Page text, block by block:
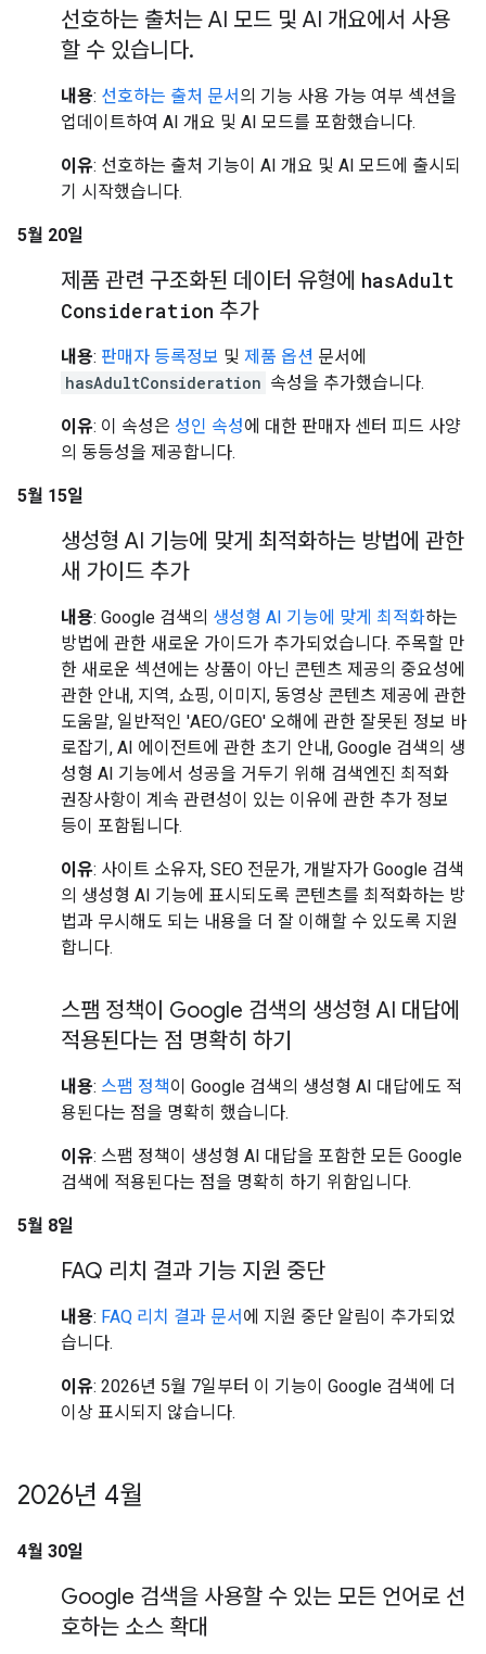
선호하는 출처는 AI 모드 및 AI 개요에서 사용
할 수 있습니다.
내용: 선호하는 출처 문서 의 기능 사용 가능 여부 섹션을
업데이트하여 AI 개요 및 AI 모드를 포함했습니다.
이유: 선호하는 출처 기능이 AI 개요 및 AI 모드에 출시되
기 시작했습니다.
5월 20일
제품 관련 구조화된 데이터 유형에 hasAdult
Consideration 추가
내용: 판매자 등록정보 및 제품 옵션 문서에
hasAdultConsideration 속성을 추가했습니다.
이유: 이 속성은 성인 속성에 대한 판매자 센터 피드 사양
의 동등성을 제공합니다.
5월 15일
생성형 AI 기능에 맞게 최적화하는 방법에 관한
새 가이드 추가
내용: Google 검색의 생성형 AI 기능에 맞게 최적화하는
방법에 관한 새로운 가이드가 추가되었습니다. 주목할 만
한 새로운 섹션에는 상품이 아닌 콘텐츠 제공의 중요성에
관한 안내, 지역, 쇼핑, 이미지, 동영상 콘텐츠 제공에 관한
도움말, 일반적인 'AEO/GEO' 오해에 관한 잘못된 정보 바
로잡기, AI 에이전트에 관한 초기 안내, Google 검색의 생
성형 AI 기능에서 성공을 거두기 위해 검색엔진 최적화
권장사항이 계속 관련성이 있는 이유에 관한 추가 정보
등이 포함됩니다.
이유: 사이트 소유자, SEO 전문가, 개발자가 Google 검색
의 생성형 AI 기능에 표시되도록 콘텐츠를 최적화하는 방
법과 무시해도 되는 내용을 더 잘 이해할 수 있도록 지원
합니다.
스팸 정책이 Google 검색의 생성형 AI 대답에
적용된다는 점 명확히 하기
내용: 스팸 정책 이 Google 검색의 생성형 AI 대답에도 적
용된다는 점을 명확히 했습니다.
이유: 스팸 정책이 생성형 AI 대답을 포함한 모든 Google
검색에 적용된다는 점을 명확히 하기 위함입니다.
5월 8일
FAQ 리치 결과 기능 지원 중단
내용: FAQ 리치 결과 문서 에 지원 중단 알림이 추가되었
습니다.
이유: 2026년 5월 7일부터 이 기능이 Google 검색에 더
이상 표시되지 않습니다.
2026년 4월
4월 30일
Google 검색을 사용할 수 있는 모든 언어로 선
호하는 소스 확대